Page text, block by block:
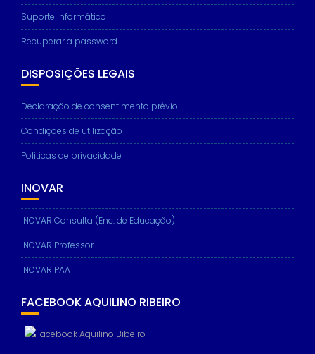
Suporte Informático
Recuperar a password
DISPOSIÇÕES LEGAIS
Declaração de consentimento prévio
Condições de utilização
Politicas de privacidade
INOVAR
INOVAR Consulta (Enc. de Educação)
INOVAR Professor
INOVAR PAA
FACEBOOK AQUILINO RIBEIRO